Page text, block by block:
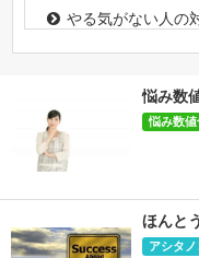
やる気がない人の
働く上で最も大切
幸福には他者の存
悩み数
悩み数
ほんと
アシタ